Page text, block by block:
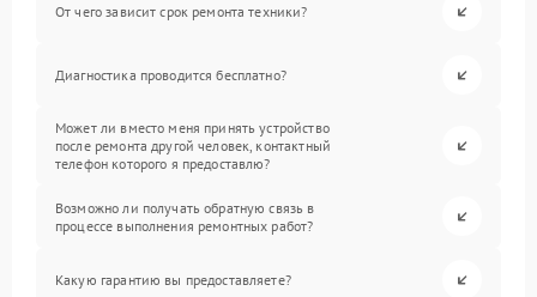
От чего зависит срок ремонта техники?
Диагностика проводится бесплатно?
Может ли вместо меня принять устройство
после ремонта другой человек, контактный
телефон которого я предоставлю?
Возможно ли получать обратную связь в
процессе выполнения ремонтных работ?
Какую гарантию вы предоставляете?